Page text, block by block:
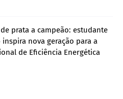
prata a campeão: estudante
nova geração para a
de Eficiência Energética